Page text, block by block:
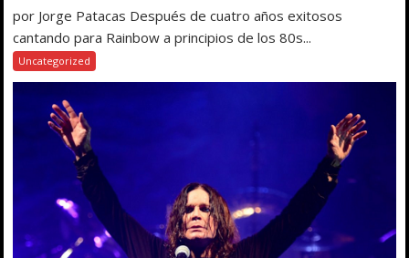
por Jorge Patacas Después de cuatro años exitosos
cantando para Rainbow a principios de los 80s...
Uncategorized